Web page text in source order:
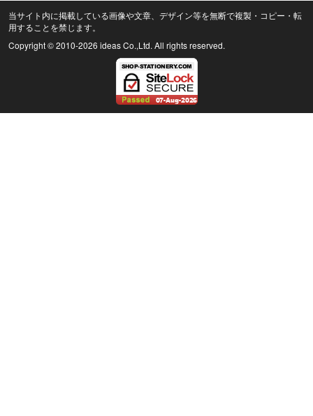
当サイト内に掲載している画像や文章、デザイン等を無断で複製・コピー・転
用することを禁じます。
Copyright © 2010-2026 ideas Co.,Ltd. All rights reserved.